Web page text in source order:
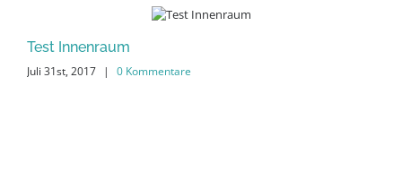
Test Innenraum
Juli 31st, 2017 | 0 Kommentare